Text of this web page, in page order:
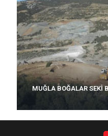
MUĞLA BOĞALAR SEKİ